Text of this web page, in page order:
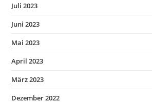
Juli 2023
Juni 2023
Mai 2023
April 2023
März 2023
Dezember 2022